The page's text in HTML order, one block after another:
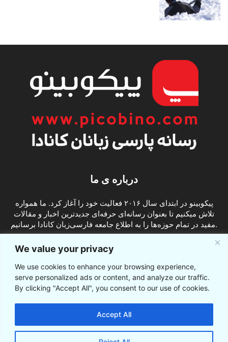
We value your privacy
We use cookies to enhance your browsing experience,
serve personalized ads or content, and analyze our traffic.
By clicking "Accept All", you consent to our use of cookies.
Accept All
درباره ی ما
پیکوبینو در ابتدای سال ۲۰۱۶ فعالیت خود را آغاز کرد. ما همواره
تلاش میکنیم تا بعنوان رسانه‌ای حرفه‌ای جدیدترین اخبار و مقالات
مفید در تمام حوزه‌ها را به اطلاع جامعه فارسی‌زبان کانادا برسانیم.
ما را دنبال کنید